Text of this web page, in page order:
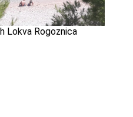
Lokva Rogoznica